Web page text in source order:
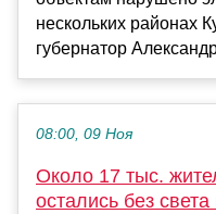
нескольких районах
губернатор
08:00, 09 Ноя
Около 17 тыс.
остались без